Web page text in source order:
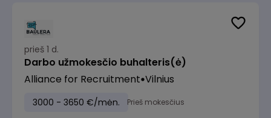
prieš 1 d.
Darbo užmokesčio buhalteris(ė)
Alliance for Recruitment Vilnius
3000 - 3650 €/mėn. Prieš mokesčius